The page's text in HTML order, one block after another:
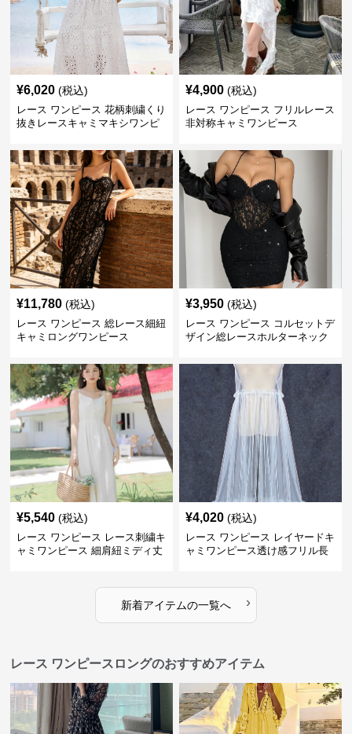
¥6,020 (税込)
レース ワンピース 花柄刺繍くり
抜きレースキャミマキシワンピ
¥4,900 (税込)
レース ワンピース フリルレース
非対称キャミワンピース
¥11,780 (税込)
レース ワンピース 総レース細紐
キャミロングワンピース
¥3,950 (税込)
レース ワンピース コルセットデ
ザイン総レースホルターネック
¥5,540 (税込)
レース ワンピース レース刺繍キ
ャミワンピース 細肩紐ミディ丈
¥4,020 (税込)
レース ワンピース レイヤードキ
ャミワンピース透け感フリル長
新着アイテムの一覧へ ›
レース ワンピースロングのおすすめアイテム